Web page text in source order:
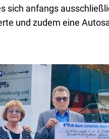
sich anfangs
und zudem eine